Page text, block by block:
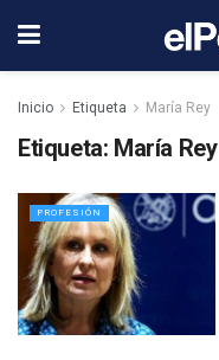
Inicio Etiqueta María Rey
Etiqueta: María Rey
PROFESIÓN